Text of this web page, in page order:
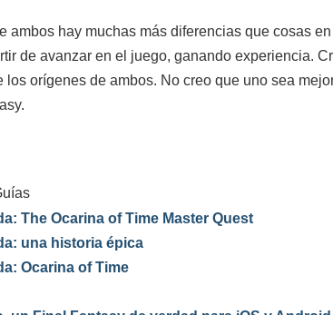
ambos hay muchas más diferencias que cosas
de avanzar en el juego, ganando experiencia.
los orígenes de ambos. No creo que uno sea
The Ocarina of Time Master Quest
una historia épica
Ocarina of Time